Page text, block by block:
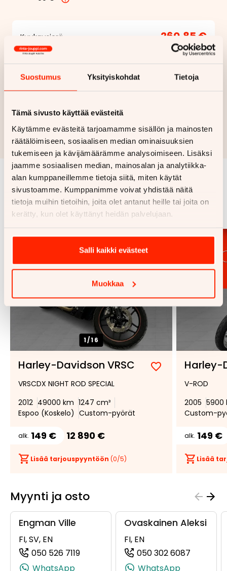
Suostumus Yksityiskohdat Tietoja
Tämä sivusto käyttää evästeitä
Käytämme evästeitä tarjoamamme sisällön ja mainosten
räätälöimiseen, sosiaalisen median ominaisuuksien
tukemiseen ja kävijämäärämme analysoimiseen. Lisäksi
jaamme sosiaalisen median, mainosalan ja analytiikka-
alan kumppaneillemme tietoja siitä, miten käytät
sivustoamme. Kumppanimme voivat yhdistää näitä
tietoja muihin tietoihin, joita olet antanut heille tai joita on
kerätty, kun olet käyttänyt heidän palvelujaan.
Salli kaikki evästeet
Muokkaa
Kuukausierä 260,85 €
Näytähintaerittely
Hae rahoitustarjous
Rahoituslaskelma on suuntaa antava ja edellyttää hyväksytyn
luottopäätöksen ja kaskovakuutuksen.
Samankaltaisia ajoneuvoja
Katso kaikki
1/16
Harley-Davidson VRSC
Lisää
suosikiksi
Poista
suosikeista
VRSCDX NIGHT ROD SPECIAL
2012 49000 km 1247 cm³
Espoo (Koskelo) Custom-pyörät
alk. 149 € 12 890 €
Lisää tarjouspyyntöön (0/5)
Harley-
V-ROD
2005 5900
Custom-
alk. 149 €
Lisää
Myynti ja osto
Engman Ville
FI, SV, EN
050 526 7119
(+358505267119, 0505267119, +358
WhatsApp
Ovaskainen Aleksi
FI, EN
050 302 6087
WhatsApp